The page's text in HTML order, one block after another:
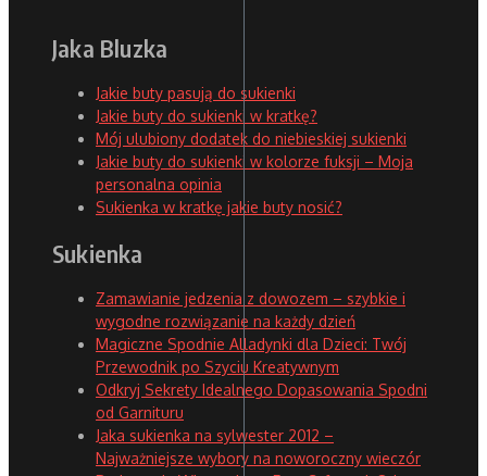
Jaka Bluzka
Jakie buty pasują do sukienki
Jakie buty do sukienki w kratkę?
Mój ulubiony dodatek do niebieskiej sukienki
Jakie buty do sukienki w kolorze fuksji – Moja
personalna opinia
Sukienka w kratkę jakie buty nosić?
Sukienka
Zamawianie jedzenia z dowozem – szybkie i
wygodne rozwiązanie na każdy dzień
Magiczne Spodnie Alladynki dla Dzieci: Twój
Przewodnik po Szyciu Kreatywnym
Odkryj Sekrety Idealnego Dopasowania Spodni
od Garnituru
Jaka sukienka na sylwester 2012 –
Najważniejsze wybory na noworoczny wieczór